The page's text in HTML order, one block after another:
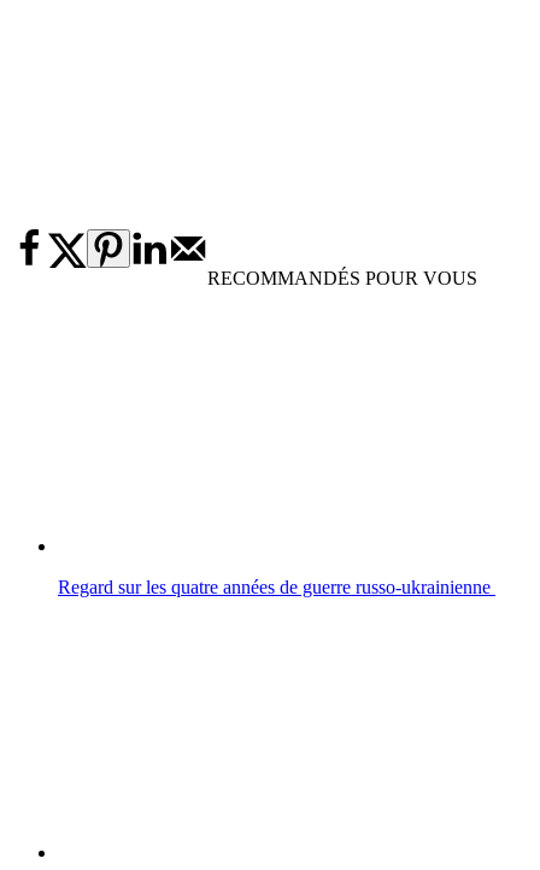
RECOMMANDÉS POUR VOUS
Regard sur les quatre années de guerre russo-ukrainienne